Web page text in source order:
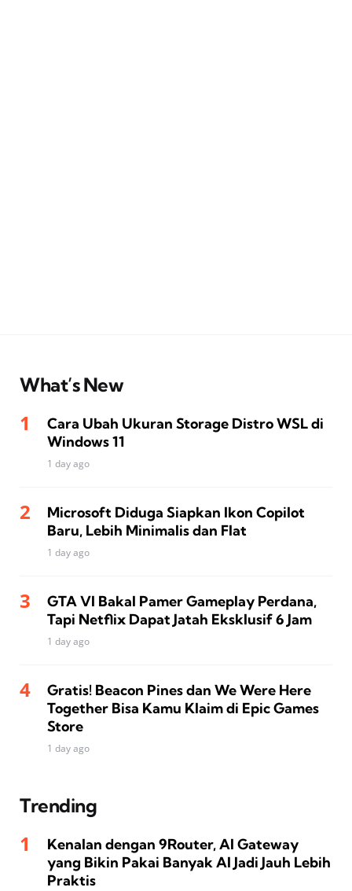
What’s New
Cara Ubah Ukuran Storage Distro WSL di
Windows 11
1 day ago
Microsoft Diduga Siapkan Ikon Copilot
Baru, Lebih Minimalis dan Flat
1 day ago
GTA VI Bakal Pamer Gameplay Perdana,
Tapi Netflix Dapat Jatah Eksklusif 6 Jam
1 day ago
Gratis! Beacon Pines dan We Were Here
Together Bisa Kamu Klaim di Epic Games
Store
1 day ago
Trending
Kenalan dengan 9Router, AI Gateway
yang Bikin Pakai Banyak AI Jadi Jauh Lebih
Praktis